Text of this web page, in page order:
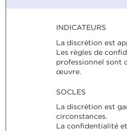
INDICATEURS
La discrétion est
Les règles de
professionnel sont
œuvre.
SOCLES
La discrétion est
circonstances.
La confidentialité